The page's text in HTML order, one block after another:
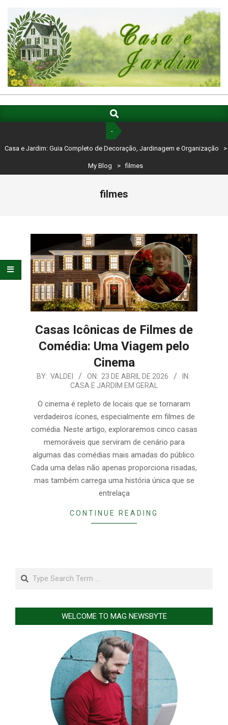
content
CASA
E
GUIA
COMPLETO
DECORAÇÃO,
ORGANIZAÇÃO
Navigation
Search
-
Casa e Jardim: Guia Completo de Decoração, Jardinagem e Organização >
My Blog > filmes
filmes
Casas Icônicas de Filmes de
Comédia: Uma Viagem pelo
Cinema
2026-
23
BY: VALDEI ON: 23 DE ABRIL DE 2026
IN:
CASA E JARDIM EM GERAL
O cinema é repleto de locais que se tornaram
verdadeiros ícones, especialmente em filmes de
comédia. Neste artigo, exploraremos cinco casas
memoráveis que serviram de cenário para
algumas das comédias mais amadas do público.
Cada uma delas não apenas proporciona risadas,
mas também carrega uma história única que se
entrelaça
CONTINUE READING
Search
WELCOME TO MAG NEWSBYTE